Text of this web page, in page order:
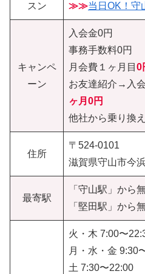
スン
≫≫当日OK！守
キャンペ
ーン
入会金0円
事務手数料0円
月会費１ヶ月目 0
お友達紹介→入
ヶ月0円
他社から乗り換
住所
〒524-0101
滋賀県守山市今
最寄駅
「守山駅」から
「堅田駅」から
火・木 7:00〜
月・水・金 9:30
土 7:30〜22:00